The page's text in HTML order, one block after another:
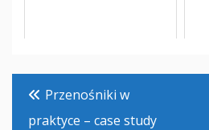
Nawigacja
wpisu
Przenośniki w
praktyce – case study